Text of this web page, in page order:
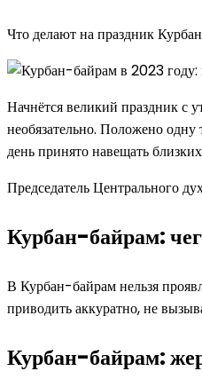
Что делают на праздник
Начнётся великий праздник с
необязательно. Положено
день принято навещать
Председатель Центрального
Курбан-байрам:
В Курбан-байрам нельзя
приводить аккуратно, не
Курбан-байрам: